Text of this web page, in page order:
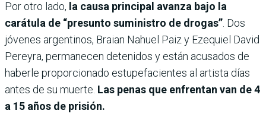
Por otro lado, la causa principal avanza bajo la
carátula de “presunto suministro de drogas”. Dos
jóvenes argentinos, Braian Nahuel Paiz y Ezequiel David
Pereyra, permanecen detenidos y están acusados de
haberle proporcionado estupefacientes al artista días
antes de su muerte. Las penas que enfrentan van de 4
a 15 años de prisión.